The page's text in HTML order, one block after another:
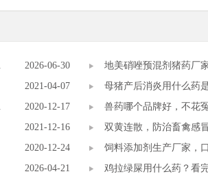
2026-06-30
地美硝唑预混剂猪药厂
赖。
2021-04-07
母猪产后消炎用什么药
【汇邦兽药】
2020-12-17 兽药哪个品牌好，不花
2021-12-16
双黄连散，防治畜禽感
药】
2020-12-24
饲料添加剂生产厂家，
药】
2026-04-21 鸡拉绿屎用什么药？看